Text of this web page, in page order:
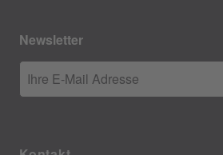
Newsletter
Ihre E-Mail Adresse